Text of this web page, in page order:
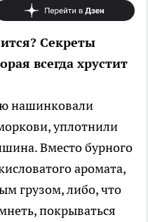
Секреты
всегда хрустит
нашинковали
уплотнили
Вместо бурного
аромата,
грузом, либо, что
покрываться